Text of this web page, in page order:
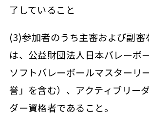
了していること
(3)参加者のうち主審および副審
は、公益財団法人日本バレーボ
ソフトバレーボールマスターリ
誉」を含む）、アクティブリー
ダー資格者であること。